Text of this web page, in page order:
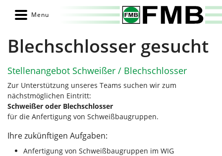
Blechschlosser gesucht
Stellenangebot Schweißer / Blechschlosser
Zur Unterstützung unseres Teams suchen wir zum
nächstmöglichen Eintritt:
Schweißer oder Blechschlosser
für die Anfertigung von Schweißbaugruppen.
Ihre zukünftigen Aufgaben:
Anfertigung von Schweißbaugruppen im WIG